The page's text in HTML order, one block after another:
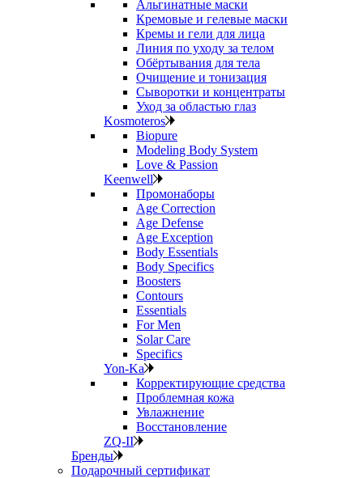
Альгинатные маски
Кремовые и гелевые маски
Кремы и гели для лица
Линия по уходу за телом
Обёртывания для тела
Очищение и тонизация
Сыворотки и концентраты
Уход за областью глаз
Kosmoteros
Biopure
Modeling Body System
Love & Passion
Keenwell
Промонаборы
Age Correction
Age Defense
Age Exception
Body Essentials
Body Specifics
Boosters
Contours
Essentials
For Men
Solar Care
Specifics
Yon-Ka
Корректирующие средства
Проблемная кожа
Увлажнение
Восстановление
ZQ-II
Бренды
Подарочный сертификат